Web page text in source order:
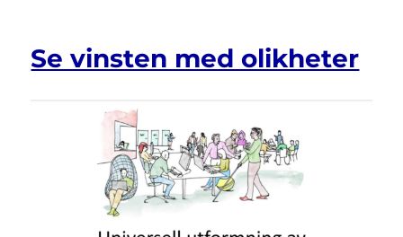
Agenda
Se vinsten med olikheter